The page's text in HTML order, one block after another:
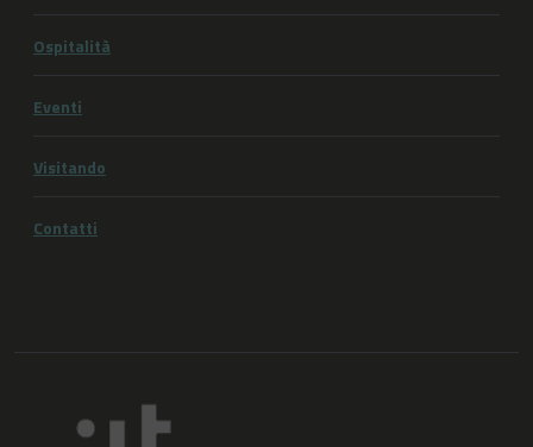
Ospitalità
Eventi
Visitando
Contatti